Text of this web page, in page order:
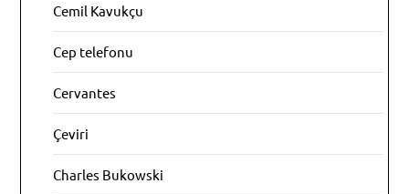
Cemil Kavukçu
Cep telefonu
Cervantes
Çeviri
Charles Bukowski